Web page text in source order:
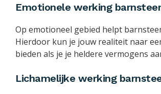
Emotionele werking
Op emotioneel gebied helpt
Hierdoor kun je jouw realiteit naar
bieden als je je heldere vermogens
Lichamelijke werking